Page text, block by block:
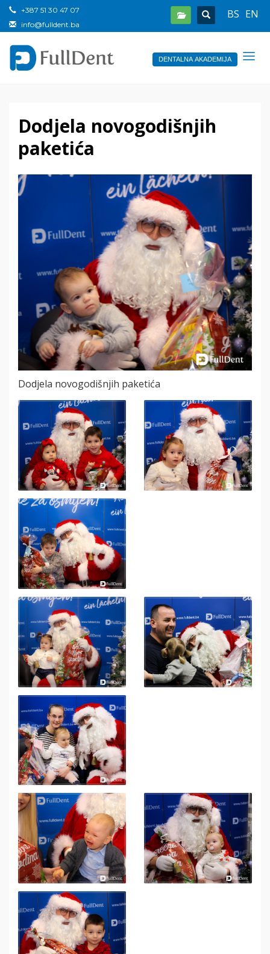
BS EN
+387 51 30 47 07
info@fulldent.ba
DENTALNA AKADEMIJA
Dodjela novogodišnjih
paketića
Dodjela novogodišnjih paketića